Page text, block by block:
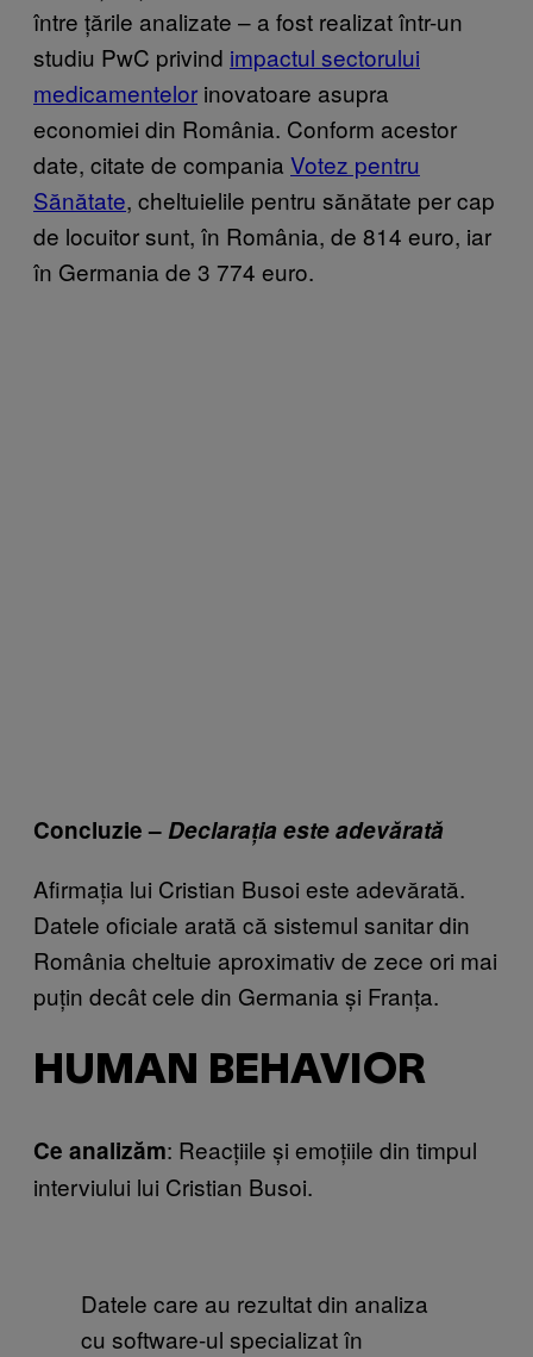
între țările analizate – a fost realizat într-un
studiu PwC privind impactul sectorului
medicamentelor inovatoare asupra
economiei din România. Conform acestor
date, citate de compania Votez pentru
Sănătate, cheltuielile pentru sănătate per cap
de locuitor sunt, în România, de 814 euro, iar
în Germania de 3 774 euro.
Concluzie –Declarația este adevărată
Afirmația lui Cristian Busoi este adevărată.
Datele oficiale arată că sistemul sanitar din
România cheltuie aproximativ de zece ori mai
puțin decât cele din Germania și Franța.
HUMAN BEHAVIOR
Ce analizăm: Reacțiile și emoțiile din timpul
interviului lui Cristian Busoi.
Datele care au rezultat din analiza
cu software-ul specializat în